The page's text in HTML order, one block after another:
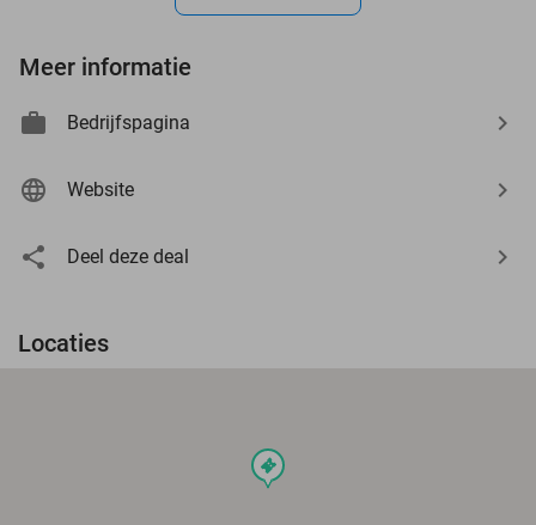
Meer informatie
Bedrijfspagina
Website
Deel deze deal
Locaties
events